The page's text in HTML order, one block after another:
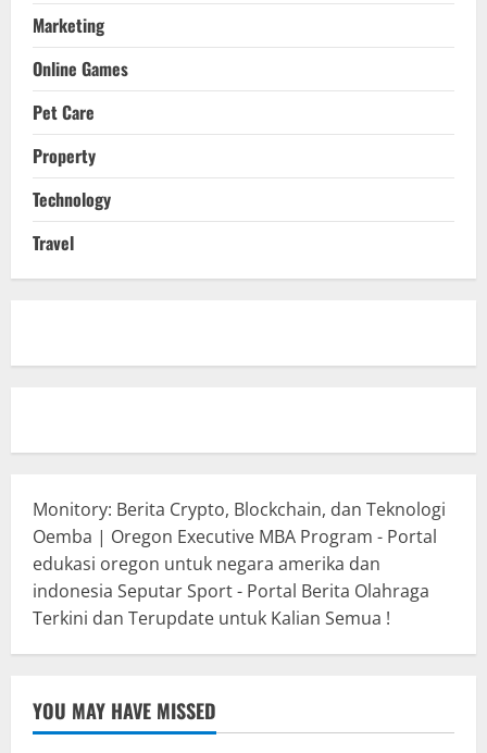
Marketing
Online Games
Pet Care
Property
Technology
Travel
Monitory: Berita Crypto, Blockchain, dan Teknologi
Oemba | Oregon Executive MBA Program - Portal
edukasi oregon untuk negara amerika dan
indonesia Seputar Sport - Portal Berita Olahraga
Terkini dan Terupdate untuk Kalian Semua !
YOU MAY HAVE MISSED